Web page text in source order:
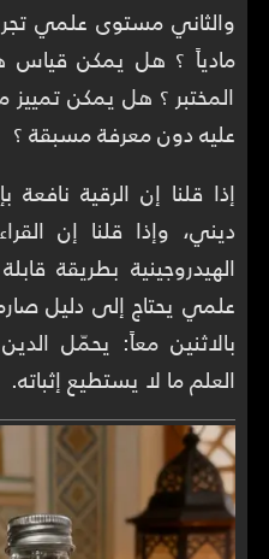
والثاني مستوى علمي
مادياً ؟ هل يمكن قياس
المختبر ؟ هل يمكن تمييز
عليه دون معرفة مسبقة ؟
إذا قلنا إن الرقية
ديني، وإذا قلنا إن
الهيدروجينية بطريقة
علمي يحتاج إلى دليل
بالاثنين معاً: يحمّل
العلم ما لا يستطيع إثباته.